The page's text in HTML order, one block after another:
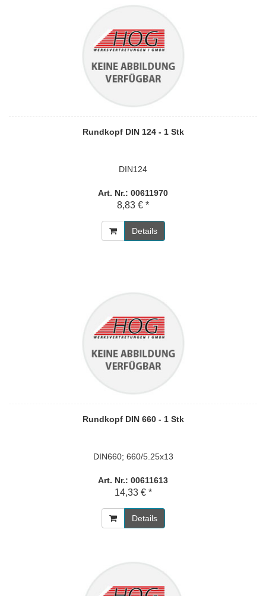
Rundkopf DIN 124 - 1 Stk
DIN124
Art. Nr.: 00611970
8,83 € *
Details
Rundkopf DIN 660 - 1 Stk
DIN660; 660/5.25x13
Art. Nr.: 00611613
14,33 € *
Details